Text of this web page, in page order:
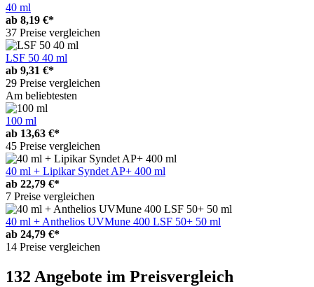
40 ml
ab 8,19 €*
37 Preise vergleichen
LSF 50 40 ml
ab 9,31 €*
29 Preise vergleichen
Am beliebtesten
100 ml
ab 13,63 €*
45 Preise vergleichen
40 ml + Lipikar Syndet AP+ 400 ml
ab 22,79 €*
7 Preise vergleichen
40 ml + Anthelios UVMune 400 LSF 50+ 50 ml
ab 24,79 €*
14 Preise vergleichen
132 Angebote im Preisvergleich